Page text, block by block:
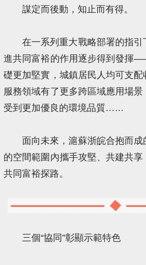
謀定而後動，知止而有得。
在一系列重大戰略部署的指
進共同富裕的作用逐步得到發揮
礎更加堅實，城鎮居民人均可支
服務領域有了更多跨區域應用場
受到更加優良的環境品質……
面向未來，滬蘇浙皖合抱而
的空間範圍內攜手攻堅、共建共
共同富裕探路。
三個“協同”彰顯示範特色